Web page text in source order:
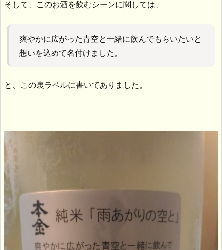
そして、このお酒を飲むシーンに関しては、
爽やかに広がった青空と一緒に飲んでもらいたいと
想いを込めて名付けました。
と、この裏ラベルに書いてありました。